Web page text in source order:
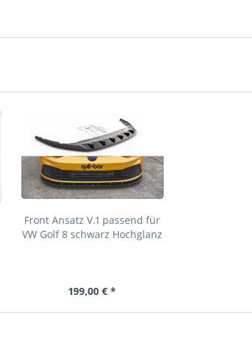
Front Ansatz V.1 passend für
VW Golf 8 schwarz Hochglanz
199,00 € *